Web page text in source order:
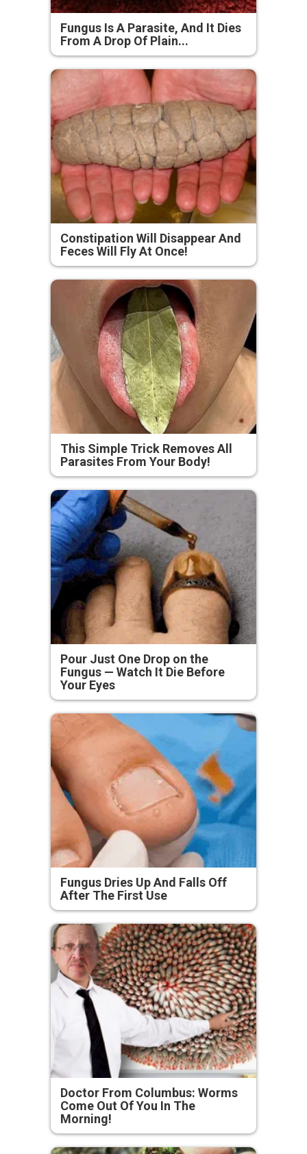
Fungus Is A Parasite, And It Dies
From A Drop Of Plain...
Constipation Will Disappear And
Feces Will Fly At Once!
This Simple Trick Removes All
Parasites From Your Body!
Pour Just One Drop on the
Fungus — Watch It Die Before
Your Eyes
Fungus Dries Up And Falls Off
After The First Use
Doctor From Columbus: Worms
Come Out Of You In The
Morning!